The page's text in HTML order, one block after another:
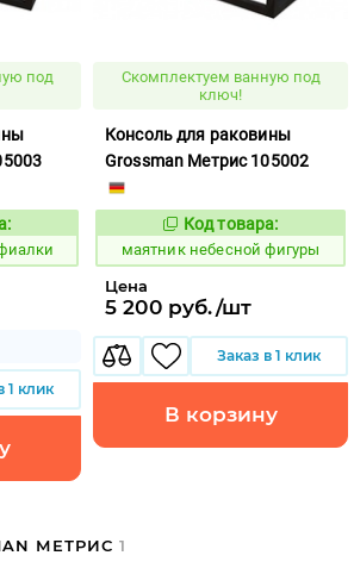
под
Код:
1 клик
Скомплектуем ванную под
ключ!
Консоль для раковины
Grossman Метрис 105002
Код:
929865
Код товара:
маятник небесной фигуры
Цена
5 200 руб./шт
Заказ в 1 клик
В корзину
МЕТРИС 1